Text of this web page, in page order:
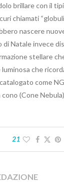
brillare con il
chiamati
nascere
di Natale invece
stellare
che
come
(Cone Nebula)
21